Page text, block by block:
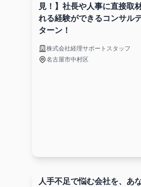
見！】社長や人事に直接取
れる経験ができるコンサル
ターン！
株式会社経理サポートスタッフ
名古屋市中村区
人手不足で悩む会社を、あ